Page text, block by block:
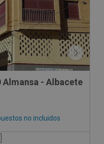
Almansa - Albacete
no incluidos